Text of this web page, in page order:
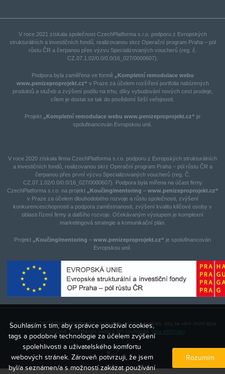
V roce 2021 získala společnost CzechPlatforma s.r.o. podporu z Evropských
strukturálních a investičních fondů, realizovanou skrz Operační program Praha – pól
růstu ČR a čerpanou přes výzvu Specializovaných voucherů (reg. č.
CZ.07.1.02/0.0/0.0/16_027/0000607).
Podpora byla zaměřena ve formě „Kompletní remodulace webu
www.penizeproprojekt.cz“ v Praze za účelem rozšíření portfolia nabízených
produktů a služeb a zvýšení podílu na trhu, díky vybudování nových cest prodeje,
cílem je dostat se tak do povědomí širší veřejnosti.
Projekt „Kompletní remodulace webu www.penizeproprojekt.cz“ je
spolufinancován Evropskou unií.
V roce 2020 získala firma CzechPlatforma s.r.o. podporu z Evropských strukturálních
a investičních fondů, realizovanou skrz Operační program Praha – pól růstu ČR a
čerpanou přes první výzvu Specializovaných voucherů (reg. Č.
CZ.07.1.02/0.0/0.0/16_027/0000607). Podpora byla mířena na účast firmy
CzechPlatforma s.r.o. na projekt „Koučing/mentoring – www.penizeproprojekt.cz“
v Praze za účelem dlouhodobého rozvoje a růstu společnosti, zvýšení
konkurenceschopnosti a podpora zaměstnanosti, zvýšení kvalitu klíčové osoby v
oblasti řízení firmy a dalšího rozvoje. Očekávaným výstupem je komplexní
marketingová strategie a komunikační plán.
Projekt „Koučing/mentoring – www.penizeproprojekt.cz“ je spolufinancován
Evropskou unií.
© Copyright 2017 | PenizeproProjekt.cz používá soubory cookies, aby se vám mohl lépe
přizpůsobit. Prohlížením webu s tím souhlasíte.
Více informací
Souhlasím s tím, aby správce používal cookies,
tags a podobné technologie za účelem zvýšení
spolehlivosti a uživatelského komfortu
webových stránek. Zároveň potvrzuji, že jsem
byl/a seznámen/a s možností zakázat používání
Rozumím